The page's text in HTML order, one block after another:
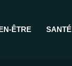
ÊTRE SANTÉ